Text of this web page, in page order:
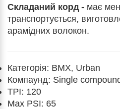
Складаний корд - має
транспортується,
арамідних волокон.
Категорія: BMX, Urban
Компаунд: Single
TPI: 120
Max PSI: 65